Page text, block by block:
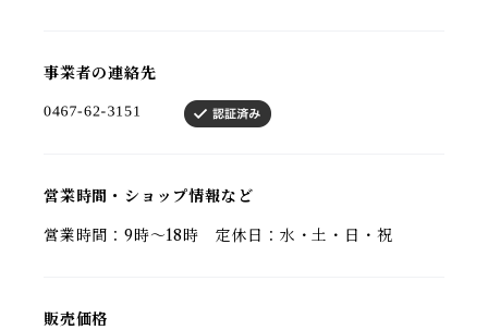
事業者の連絡先
営業時間・ショップ情報など
営業時間：9時〜18時 定休日：水・土・日・祝
販売価格